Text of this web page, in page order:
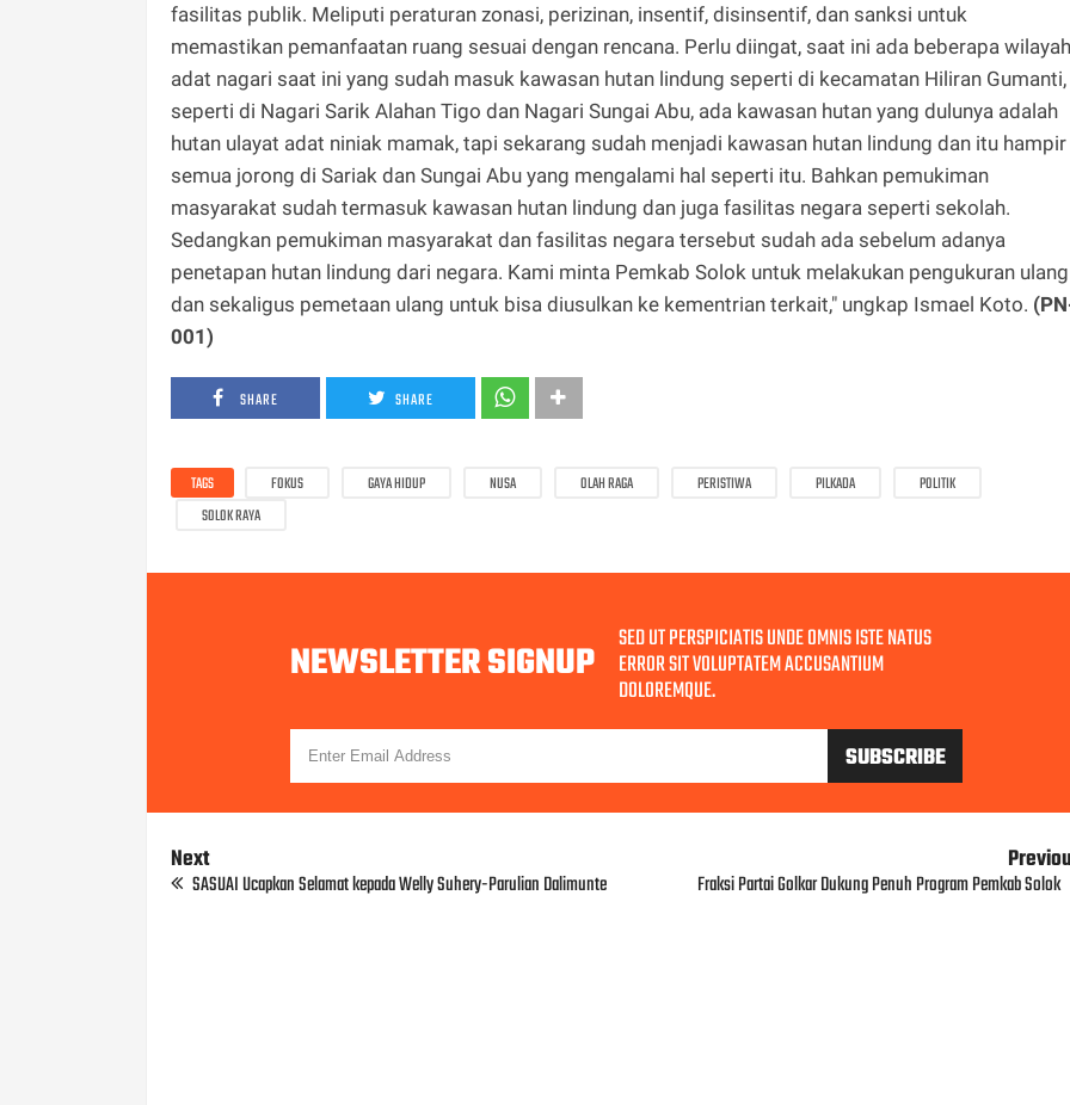
fasilitas publik. Meliputi peraturan zonasi, perizinan, insentif, disinsentif, dan sanksi untuk
memastikan pemanfaatan ruang sesuai dengan rencana. Perlu diingat, saat ini ada beberapa wilayah
adat nagari saat ini yang sudah masuk kawasan hutan lindung seperti di kecamatan Hiliran Gumanti,
seperti di Nagari Sarik Alahan Tigo dan Nagari Sungai Abu, ada kawasan hutan yang dulunya adalah
hutan ulayat adat niniak mamak, tapi sekarang sudah menjadi kawasan hutan lindung dan itu hampir
semua jorong di Sariak dan Sungai Abu yang mengalami hal seperti itu. Bahkan pemukiman
masyarakat sudah termasuk kawasan hutan lindung dan juga fasilitas negara seperti sekolah.
Sedangkan pemukiman masyarakat dan fasilitas negara tersebut sudah ada sebelum adanya
penetapan hutan lindung dari negara. Kami minta Pemkab Solok untuk melakukan pengukuran ulang
dan sekaligus pemetaan ulang untuk bisa diusulkan ke kementrian terkait," ungkap Ismael Koto.
001)
SHARE SHARE
TAGS FOKUS GAYA HIDUP NUSA OLAH RAGA PERISTIWA PILKADA
POLITIK
SOLOK RAYA
NEWSLETTER SIGNUP SED UT PERSPICIATIS UNDE OMNIS ISTE NATUS
ERROR SIT VOLUPTATEM ACCUSANTIUM
DOLOREMQUE.
Next
SASUAI Ucapkan Selamat kepada Welly Suhery-Parulian Dalimunte Fraksi Partai Golkar Dukung Penuh Program Pemkab Solok